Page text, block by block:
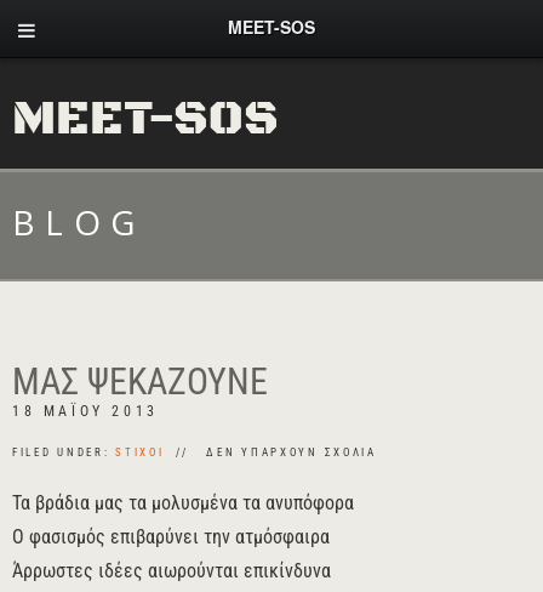
MEET-SOS
MEET-SOS
BLOG
ΜΑΣ ΨΕΚΆΖΟΥΝΕ
18 ΜΑΪ́ΟΥ 2013
FILED UNDER:STIXOI ΔΕΝ ΥΠΆΡΧΟΥΝ ΣΧΌΛΙΑ
Τα βράδια μας τα μολυσμένα τα ανυπόφορα
Ο φασισμός επιβαρύνει την ατμόσφαιρα
Άρρωστες ιδέες αιωρούνται επικίνδυνα